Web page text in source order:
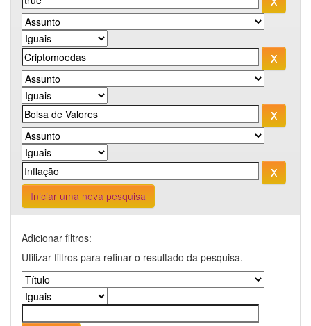
Iniciar uma nova pesquisa
Adicionar filtros:
Utilizar filtros para refinar o resultado da pesquisa.